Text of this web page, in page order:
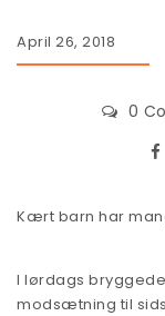
April 26, 2018
0
Kært barn har
I lørdags
modsætning til